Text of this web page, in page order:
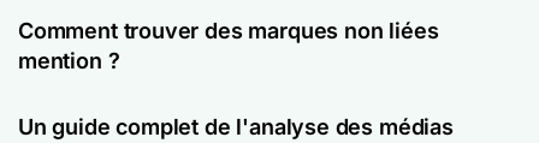
Comment trouver des marques non liées
mention ?
Un guide complet de l'analyse des médias